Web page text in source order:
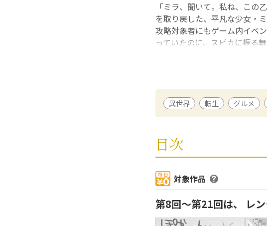
「ミラ、聞いて。私ね、こ
を取り戻した、平凡な少女・
攻略対象者にもゲーム内イベ
っていたのに、スピカに振る
おキャット様/ 漫画
アルファポリス第15回漫画大賞
んだらしい～』にて商業デビュ
ミズメ
長崎県在住。2020年９月『悪役
ブなのに巻き込まれています ～
ヒロインと美味しいごはんを書く
異世界 転生 グルメ
目次
対象作品
第8回〜第21回は、 レ